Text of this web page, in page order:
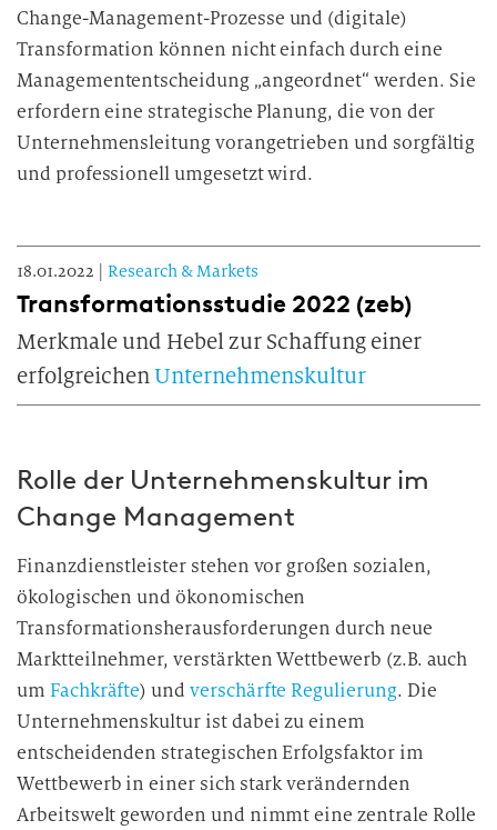
Change-Management-Prozesse und (digitale)
Transformation können nicht einfach durch eine
Managemententscheidung „angeordnet“ werden. Sie
erfordern eine strategische Planung, die von der
Unternehmensleitung vorangetrieben und sorgfältig
und professionell umgesetzt wird.
18.01.2022 Research & Markets
Transformationsstudie 2022 (zeb)
Merkmale und Hebel zur Schaffung einer
erfolgreichenUnternehmenskultur
Rolle der Unternehmenskultur im
Change Management
Finanzdienstleister stehen vor großen sozialen,
ökologischen und ökonomischen
Transformationsherausforderungen durch neue
Marktteilnehmer, verstärkten Wettbewerb (z.B. auch
um Fachkräfte) und verschärfte Regulierung. Die
Unternehmenskultur ist dabei zu einem
entscheidenden strategischen Erfolgsfaktor im
Wettbewerb in einer sich stark verändernden
Arbeitswelt geworden und nimmt eine zentrale Rolle